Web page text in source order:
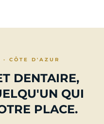
CÔTE D'AZUR
DENTAIRE,
QUI
PLACE.